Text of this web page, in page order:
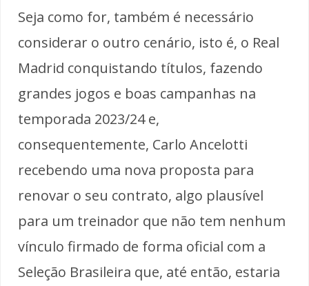
Seja como for, também é necessário
considerar o outro cenário, isto é, o Real
Madrid conquistando títulos, fazendo
grandes jogos e boas campanhas na
temporada 2023/24 e,
consequentemente, Carlo Ancelotti
recebendo uma nova proposta para
renovar o seu contrato, algo plausível
para um treinador que não tem nenhum
vínculo firmado de forma oficial com a
Seleção Brasileira que, até então, estaria